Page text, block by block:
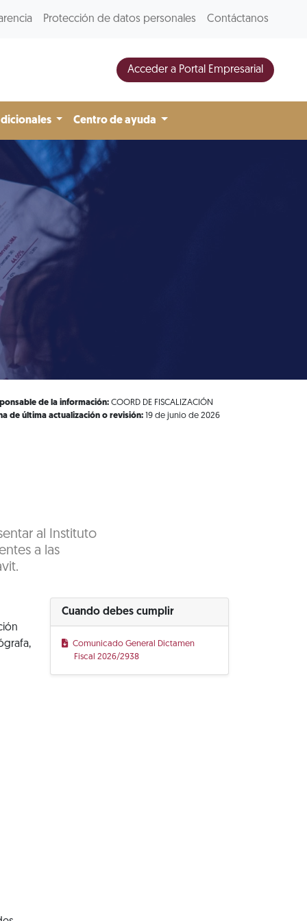
Protección de datos personales Contáctanos
Acceder a Portal Empresarial
Centro de ayuda
de la información: COORD DE FISCALIZACIÓN
de última actualización o revisión: 19 de junio de 2026
al Instituto
a las
Cuando debes cumplir
Comunicado General Dictamen
Fiscal 2026/2938